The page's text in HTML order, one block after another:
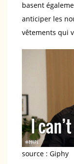
basent
anticiper les
vêtements qui
source : Giphy